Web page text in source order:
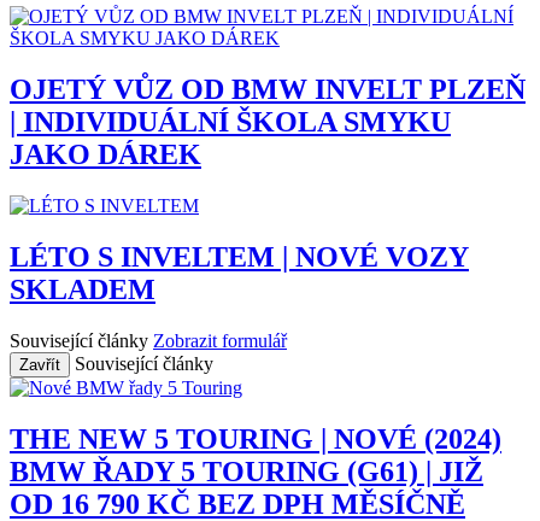
OJETÝ VŮZ OD BMW INVELT PLZEŇ
| INDIVIDUÁLNÍ ŠKOLA SMYKU
JAKO DÁREK
LÉTO S INVELTEM | NOVÉ VOZY
SKLADEM
Související články Zobrazit formulář
Zavřít Související články
THE NEW 5 TOURING | NOVÉ (2024)
BMW ŘADY 5 TOURING (G61) | JIŽ
OD 16 790 KČ BEZ DPH MĚSÍČNĚ